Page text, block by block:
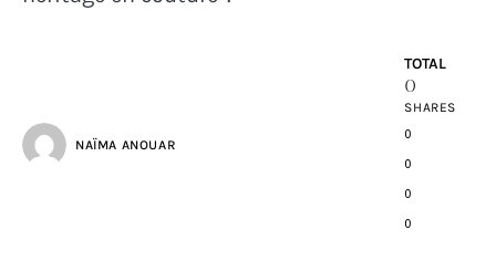
NAÏMA ANOUAR
TOTAL
0
SHARES
0
0
0
0